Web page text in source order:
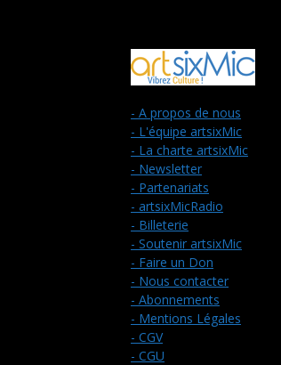
- A propos de nous
- L'équipe artsixMic
- La charte artsixMic
- Newsletter
- Partenariats
- artsixMicRadio
- Billeterie
- Soutenir artsixMic
- Faire un Don
- Nous contacter
- Abonnements
- Mentions Légales
- CGV
- CGU